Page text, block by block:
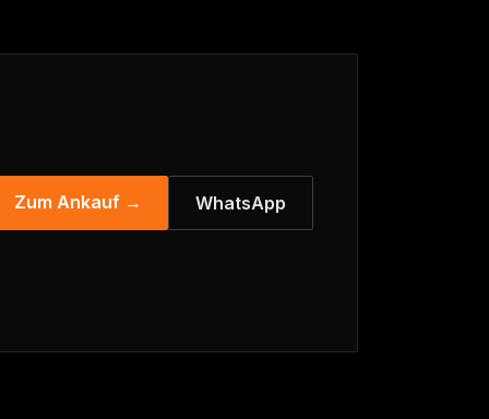
Zum Ankauf → WhatsApp